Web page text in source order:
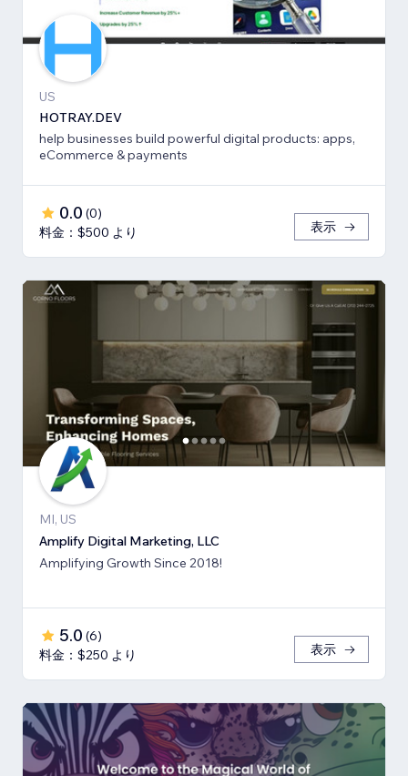
US
HOTRAY.DEV
help businesses build powerful digital products: apps,
eCommerce & payments
0.0 (0)
料金：$500 より
表示
MI, US
Amplify Digital Marketing, LLC
Amplifying Growth Since 2018!
5.0 (6)
料金：$250 より
表示